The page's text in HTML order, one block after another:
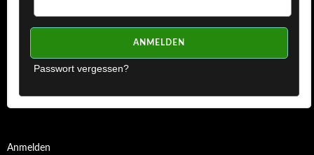
Passwort vergessen?
Anmelden